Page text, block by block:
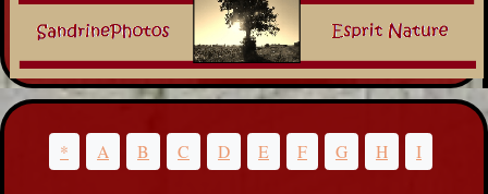
* A B C D E F G H I